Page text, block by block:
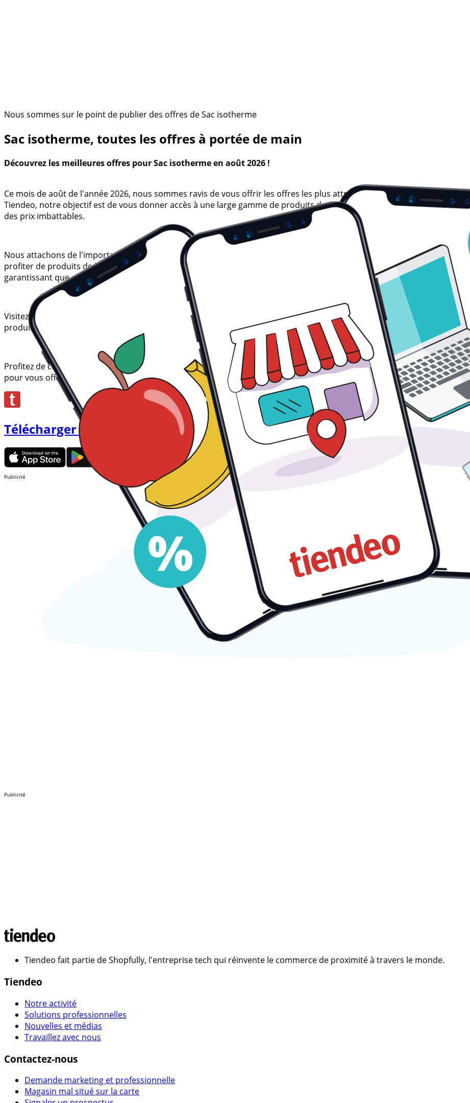
Nous sommes sur le point de publier des offres de Sac isotherme
Sac isotherme, toutes les offres à portée de main
Découvrez les meilleures offres pour Sac isotherme en août 2026 !
Ce mois de août de l'année 2026, nous sommes ravis de vous offrir les offres les plus attractives et compétitives pour
Tiendeo, notre objectif est de vous donner accès à une large gamme de produits dans la catégorie , en veillant à ce que
des prix imbattables.
Nous attachons de l'importance à maximiser vos achats. C'est pourquoi nous avons soigneusement sélectionné une
profiter de produits de haute qualité sans impacter votre budget. Notre sélection couvre un large éventail d'options
garantissant que chaque achat soit une occasion de faire des économies.
Visitez notre site Web et découvrez pourquoi nous sommes le choix préféré de milliers d'utilisateurs qui cherchent non
produits qui améliorent leur qualité de vie. Quoi que vous recherchiez, nous avons les meilleures offres et promotions
Profitez de cette occasion unique pour acheter Sac isotherme à des prix imbattables. Rappelez-vous, nos offres sont
pour vous offrir les produits les plus remarquables du marché. Ne manquez pas l'opportunité d'obtenir le Sac
Télécharger l'APP
Publicité
Publicité
Tiendeo fait partie de Shopfully, l'entreprise tech qui réinvente le commerce de proximité à travers le monde.
Tiendeo
Notre activité
Solutions professionnelles
Nouvelles et médias
Travaillez avec nous
Contactez-nous
Demande marketing et professionnelle
Magasin mal situé sur la carte